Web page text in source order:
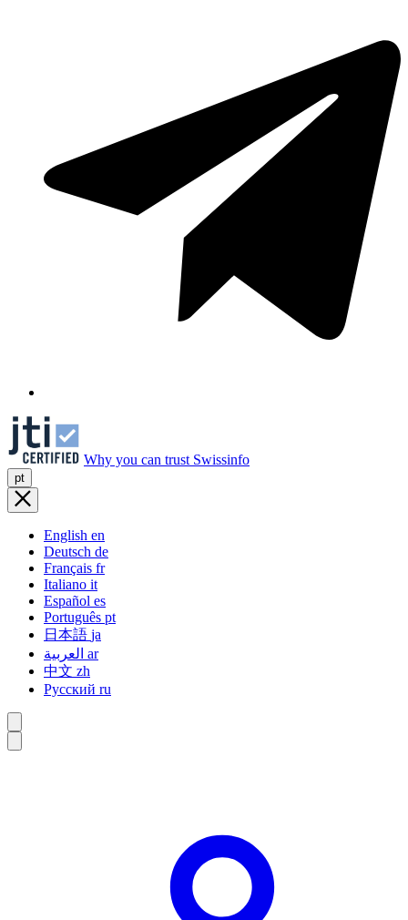
Why you can trust Swissinfo
pt
English en
Deutsch de
Français fr
Italiano it
Español es
Português pt
日本語 ja
ar
中文 zh
Русский ru